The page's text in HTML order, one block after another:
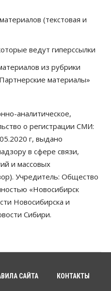
главные причины
Мошковского района
опять атакуют
электронную
пику активности
области
(текстовая и
ведут гиперссылки
из рубрики
материалы»
аналитическое,
о регистрации СМИ:
г, выдано
в сфере связи,
и массовых
Учредитель: Общество
«Новосибирск
Новосибирска и
Сибири.
САЙТА КОНТАКТЫ